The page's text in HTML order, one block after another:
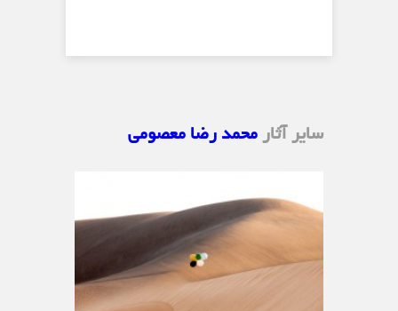
سایر آثار محمد رضا معصومی